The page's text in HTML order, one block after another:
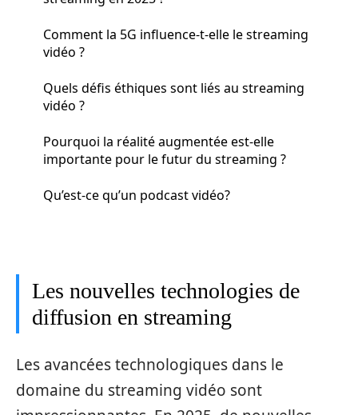
Comment la 5G influence-t-elle le streaming
vidéo ?
Quels défis éthiques sont liés au streaming
vidéo ?
Pourquoi la réalité augmentée est-elle
importante pour le futur du streaming ?
Qu’est-ce qu’un podcast vidéo?
Les nouvelles technologies de
diffusion en streaming
Les avancées technologiques dans le
domaine du streaming vidéo sont